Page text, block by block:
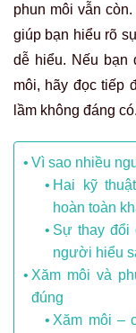
phun môi vẫn
giúp bạn hiểu rõ
dễ hiểu. Nếu bạn
môi, hãy đọc tiếp
lầm không đáng có.
Vì sao nhiều
Hai kỹ
hoàn toàn
Sự thay đổi
người hiểu
Xăm môi và
đúng
Xăm môi –